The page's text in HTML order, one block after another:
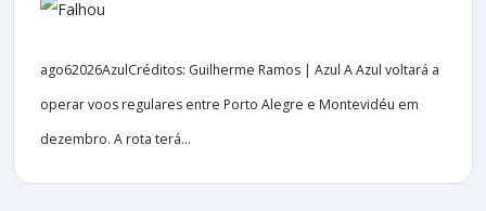
ago62026AzulCréditos: Guilherme Ramos | Azul A Azul voltará a
operar voos regulares entre Porto Alegre e Montevidéu em
dezembro. A rota terá...